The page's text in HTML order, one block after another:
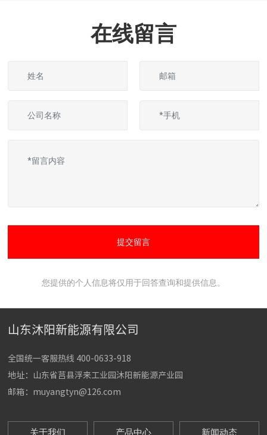
在线留言
提交留言
您提供的个人信息将仅用于回答查询和提供信息。
山东沐阳新能源有限公司
全国统一客服热线 400-0633-918
地址：山东省莒县浮来工业园沐阳新能源产业园
邮箱： muyangtyn@126.com
关于我们 产品中心 新闻动态